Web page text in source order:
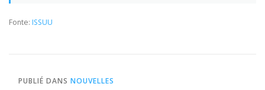
Fonte: ISSUU
PUBLIÉ DANS NOUVELLES